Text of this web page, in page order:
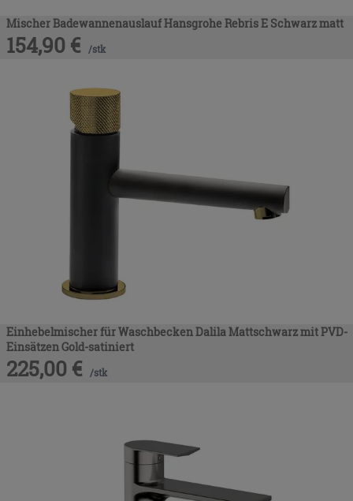
Mischer Badewannenauslauf Hansgrohe Rebris E Schwarz matt
154,90 € /stk
Einhebelmischer für Waschbecken Dalila Mattschwarz mit PVD-
Einsätzen Gold-satiniert
225,00 € /stk